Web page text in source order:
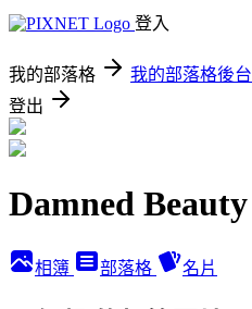
登入
我的部落格 我的部落格後台
登出
Damned Beauty
相簿 部落格 名片